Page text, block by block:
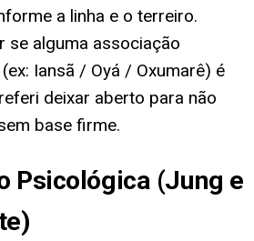
a linha e o terreiro.
se alguma associação
Iansã / Oyá / Oxumarê) é
deixar aberto para não
base firme.
Psicológica (Jung e